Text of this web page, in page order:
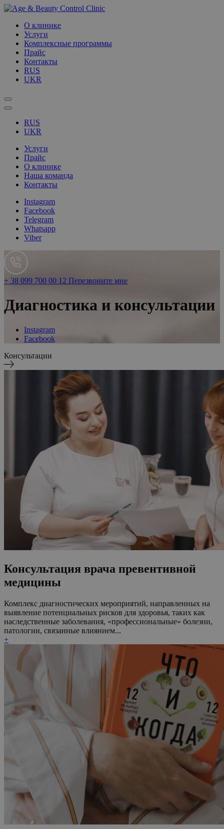
О клинике
Услуги
Комплексные программы
Прайс
Контакты
RUS
UKR
RUS
UKR
Услуги
Прайс
О клинике
Наша команда
Контакты
Instagram
Facebook
Telegram
Whatsapp
Viber
+ 38 099 700 00 12 Перезвоните мне
Диагностика и консультации
Instagram
Facebook
Консультации
Консультация врача превентивной
медицины
Комплекс диагностических мероприятий, направленных на
выявление потенциальных рисков для здоровья, таких как
наследственные заболевания, «профессиональные» болезни,
патологии, связанные влиянием...
+